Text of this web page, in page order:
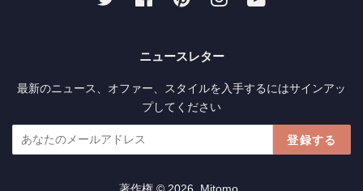
ニュースレター
最新のニュース、オファー、スタイルを入手するにはサインアッ
プしてください
登録する